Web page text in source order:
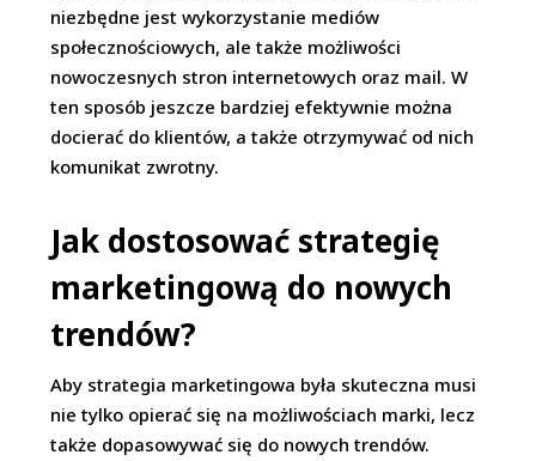
niezbędne jest wykorzystanie mediów
społecznościowych, ale także możliwości
nowoczesnych stron internetowych oraz mail. W
ten sposób jeszcze bardziej efektywnie można
docierać do klientów, a także otrzymywać od nich
komunikat zwrotny.
Jak dostosować strategię
marketingową do nowych
trendów?
Aby strategia marketingowa była skuteczna musi
nie tylko opierać się na możliwościach marki, lecz
także dopasowywać się do nowych trendów.